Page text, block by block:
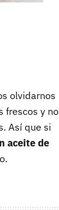
olvidarnos
frescos y no
Así que si
aceite de